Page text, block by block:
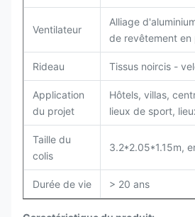
Ventilateur
Alliage
de revêtement en
Rideau Tissus noircis -
Application
du projet
Hôtels, villas,
lieux de sport,
Taille du
colis
3.2*2.05*1.15m,
Durée de vie > 20 ans